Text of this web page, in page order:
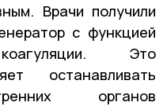
Врачи получили
с функцией
Это
останавливать
органов